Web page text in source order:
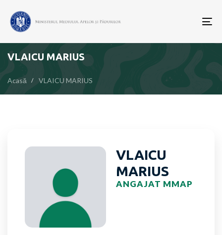
VLAICU MARIUS
Acasă VLAICU MARIUS
VLAICU
MARIUS
ANGAJAT MMAP